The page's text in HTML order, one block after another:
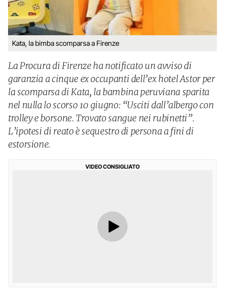
Kata, la bimba scomparsa a Firenze
La Procura di Firenze ha notificato un avviso di
garanzia a cinque ex occupanti dell’ex hotel Astor per
la scomparsa di Kata, la bambina peruviana sparita
nel nulla lo scorso 10 giugno: “Usciti dall’albergo con
trolley e borsone. Trovato sangue nei rubinetti”.
L’ipotesi di reato è sequestro di persona a fini di
estorsione.
VIDEO CONSIGLIATO